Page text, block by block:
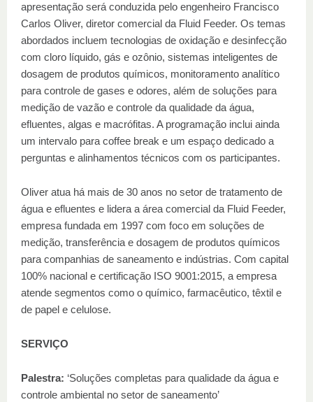
apresentação será conduzida pelo engenheiro Francisco
Carlos Oliver, diretor comercial da Fluid Feeder. Os temas
abordados incluem tecnologias de oxidação e desinfecção
com cloro líquido, gás e ozônio, sistemas inteligentes de
dosagem de produtos químicos, monitoramento analítico
para controle de gases e odores, além de soluções para
medição de vazão e controle da qualidade da água,
efluentes, algas e macrófitas. A programação inclui ainda
um intervalo para coffee break e um espaço dedicado a
perguntas e alinhamentos técnicos com os participantes.
Oliver atua há mais de 30 anos no setor de tratamento de
água e efluentes e lidera a área comercial da Fluid Feeder,
empresa fundada em 1997 com foco em soluções de
medição, transferência e dosagem de produtos químicos
para companhias de saneamento e indústrias. Com capital
100% nacional e certificação ISO 9001:2015, a empresa
atende segmentos como o químico, farmacêutico, têxtil e
de papel e celulose.
SERVIÇO
Palestra: ‘Soluções completas para qualidade da água e
controle ambiental no setor de saneamento’